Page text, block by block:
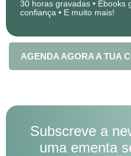
30 horas gravadas • Ebooks
confiança • E muito mais!
AGENDA AGORA A TUA
Subscreve a
uma ementa